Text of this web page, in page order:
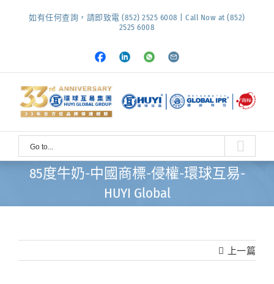
如有任何查詢，請即致電 (852) 2525 6008 | Call Now at (852)
2525 6008
Facebook
LinkedInWhatsapp
Email
Go to...
85度牛奶-中國商標-侵權-環球互易-
HUYI Global
上一篇